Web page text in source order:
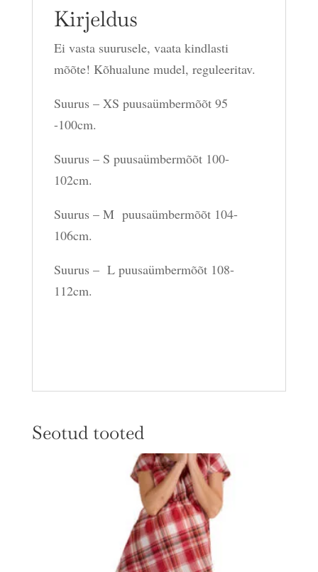
Kirjeldus
Ei vasta suurusele, vaata kindlasti
mõõte! Kõhualune mudel, reguleeritav.
Suurus – XS puusaümbermõõt 95
-100cm.
Suurus – S puusaümbermõõt 100-
102cm.
Suurus – M puusaümbermõõt 104-
106cm.
Suurus – L puusaümbermõõt 108-
112cm.
Seotud tooted